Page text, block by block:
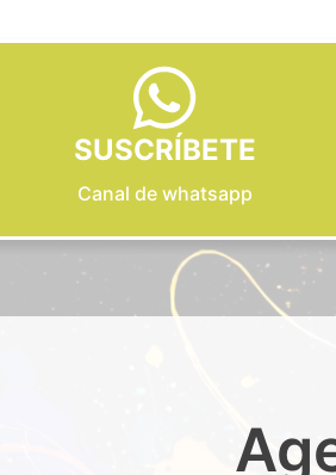
SUSCRÍBETE
Canal de whatsapp